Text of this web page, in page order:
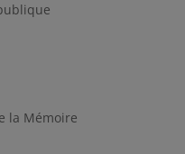
la Mémoire